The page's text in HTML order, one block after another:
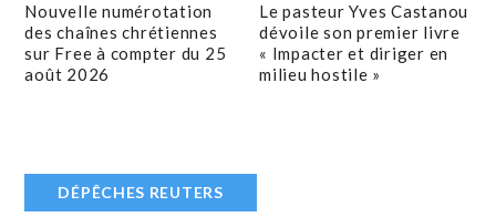
Nouvelle numérotation
des chaînes chrétiennes
sur Free à compter du 25
août 2026
Le pasteur Yves Castanou
dévoile son premier livre
« Impacter et diriger en
milieu hostile »
DÉPÊCHES REUTERS